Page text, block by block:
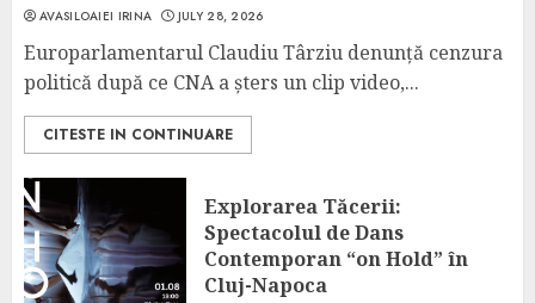
AVASILOAIEI IRINA JULY 28, 2026
Europarlamentarul Claudiu Târziu denunță cenzura
politică după ce CNA a șters un clip video,...
CITESTE IN CONTINUARE
Explorarea Tăcerii:
Spectacolul de Dans
Contemporan “on Hold” în
Cluj-Napoca